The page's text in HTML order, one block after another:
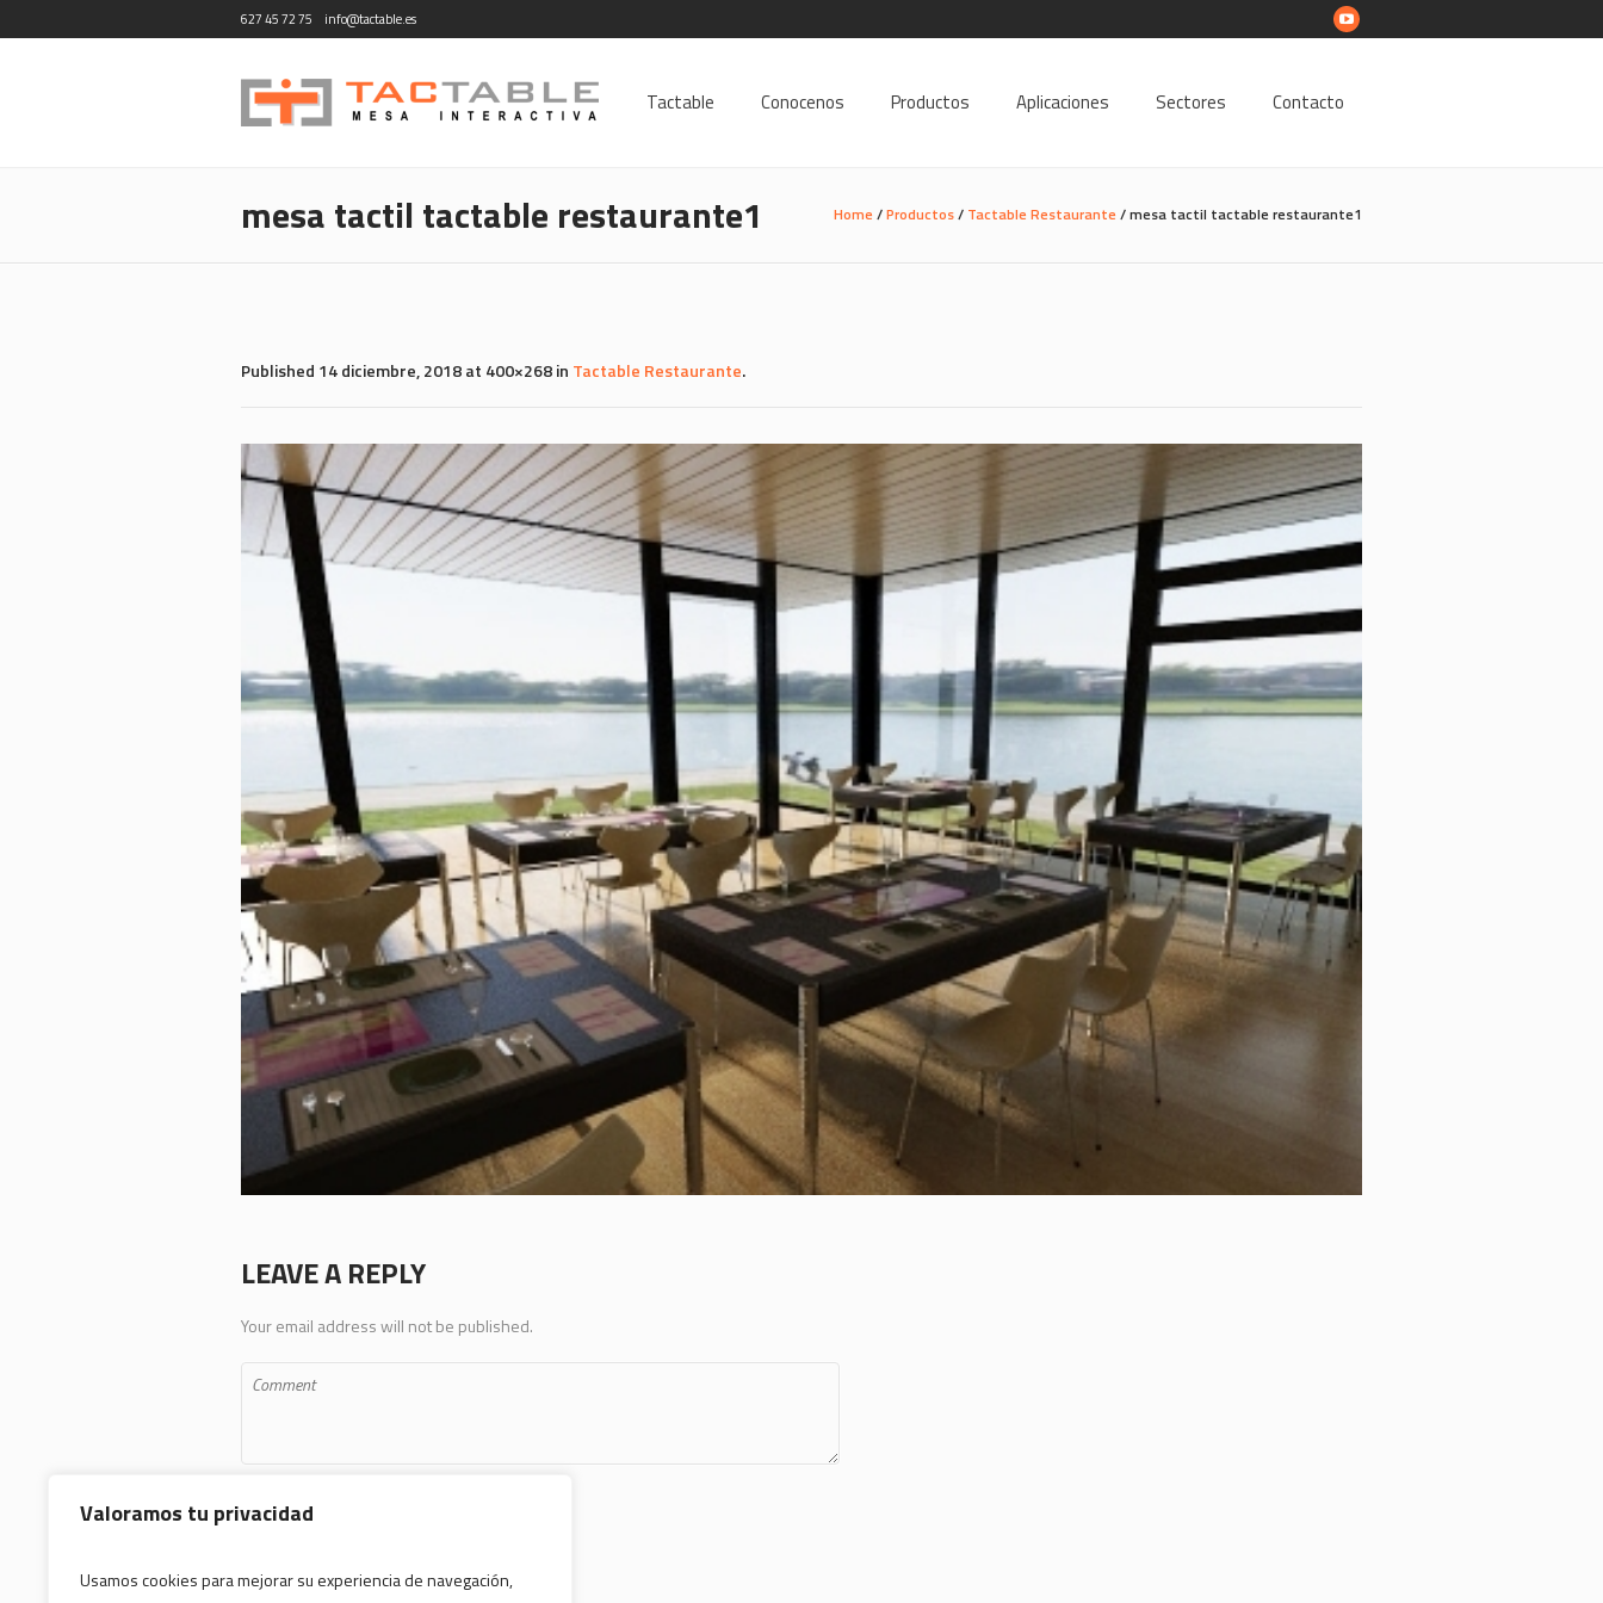
Valoramos tu privacidad
Usamos cookies para mejorar su experiencia de navegación,
627 45 72 75 info@tactable.es
Tactable Conocenos Productos Aplicaciones Sectores Contacto
mesa tactil tactable restaurante1 Home /Productos/ Tactable Restaurante /mesa tactil tactable restaurante1
Published 14 diciembre, 2018at 400×268 in Tactable Restaurante.
LEAVE A REPLY
Your email address will not be published.